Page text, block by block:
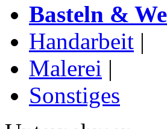
Basteln &
Handarbeit |
Malerei |
Sonstiges